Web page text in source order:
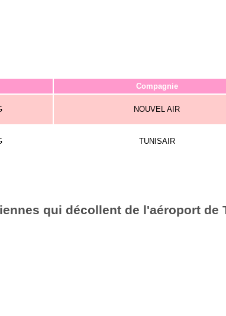
Compagnie
NOUVEL AIR
TUNISAIR
qui décollent de l'aéroport de